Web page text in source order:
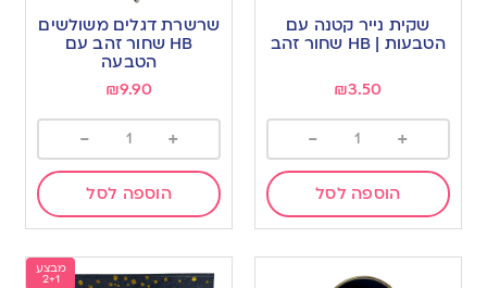
שקית נייר קטנה עם
הטבעות | HB שחור זהב
₪3.50
+
-
הוספה לסל
שרשרת דגלים משולשים
HB שחור זהב עם
הטבעה
₪9.90
+
-
הוספה לסל
מבצע
2+1